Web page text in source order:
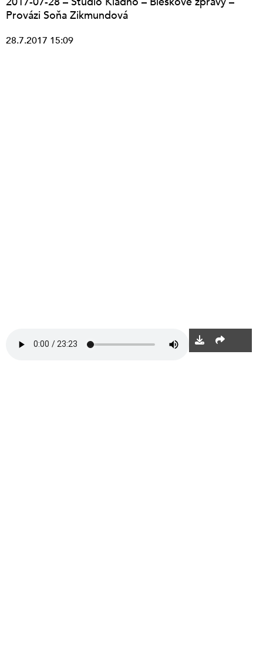
Provázi Soňa Zikmundová
28.7.2017 15:09